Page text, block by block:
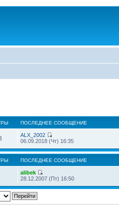
ПОСЛЕДНЕЕ СООБЩЕНИЕ
ALX_2002
06.09.2018 (Чт) 16:35
ПОСЛЕДНЕЕ СООБЩЕНИЕ
alibek
28.12.2007 (Пт) 16:50